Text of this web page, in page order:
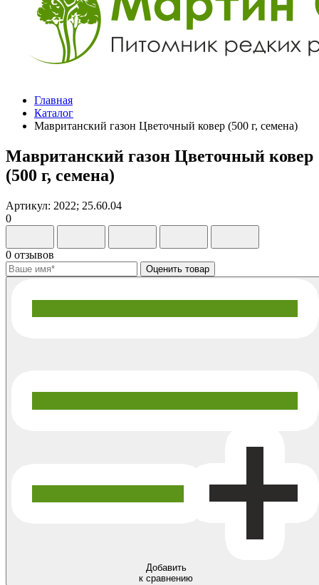
Главная
Каталог
Мавританский газон Цветочный ковер (500 г, семена)
Мавританский газон Цветочный ковер
(500 г, семена)
Артикул: 2022; 25.60.04
0
0 отзывов
Добавить
к сравнению